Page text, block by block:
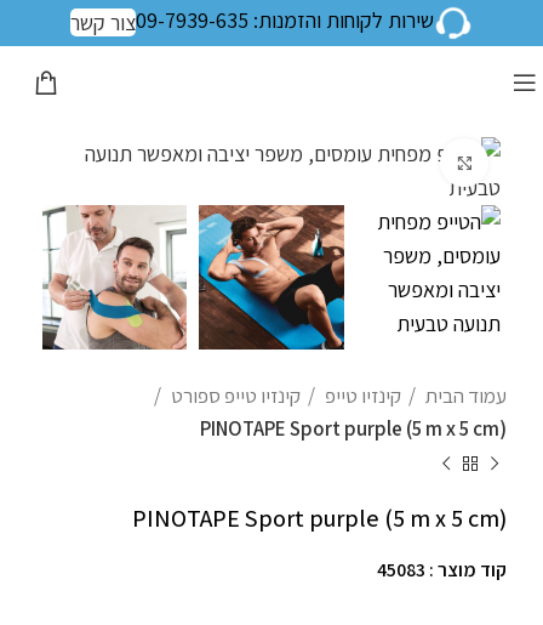
שירות לקוחות והזמנות: 09-7939-635 צור קשר
לחצו להגדלה
עמוד הבית קינזיו טייפ
קינזיו טייפ ספורט
PINOTAPE Sport purple (5 m x 5 cm)
PINOTAPE Sport purple (5 m x 5 cm)
קוד מוצר : 45083